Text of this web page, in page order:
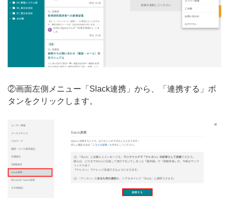
②画面左側メニュー「Slack連携」から、「連携する」ボ
タンをクリックします。